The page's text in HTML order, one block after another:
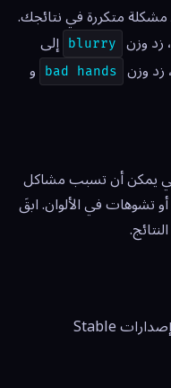
مشكلة متكررة في نتائجك.
زد وزن
blurry
إلى
bad hands و
السلبي يمكن أن تسبب مشاكل
تشوهات في الألوان. ابقَ
سلوك البرومبتات السلبية يختلف بين إصدارات Stable